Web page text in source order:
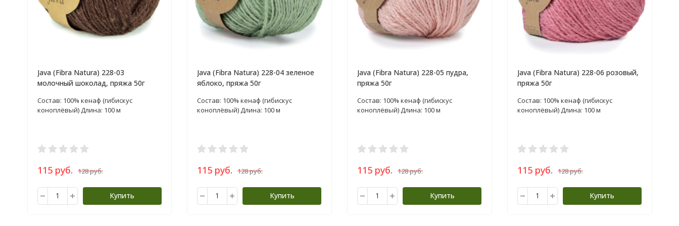
Java (Fibra Natura) 228-03
молочный шоколад, пряжа 50г
Состав: 100% кенаф (гибискус
коноплёвый) Длина: 100 м
115 руб. 128 руб.
Купить
Java (Fibra Natura) 228-04 зеленое
яблоко, пряжа 50г
Состав: 100% кенаф (гибискус
коноплёвый) Длина: 100 м
115 руб. 128 руб.
Купить
Java (Fibra Natura) 228-05 пудра,
пряжа 50г
Состав: 100% кенаф (гибискус
коноплёвый) Длина: 100 м
115 руб. 128 руб.
Купить
Java (Fibra Natura) 228-06 розовый,
пряжа 50г
Состав: 100% кенаф (гибискус
коноплёвый) Длина: 100 м
115 руб. 128 руб.
Купить